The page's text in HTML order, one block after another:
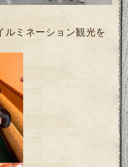
ルミネーション観光を